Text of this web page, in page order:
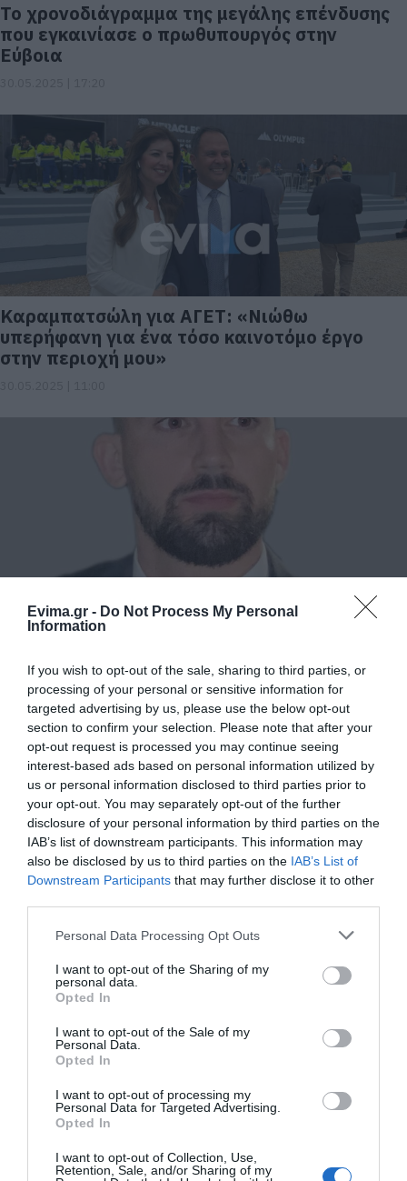
Evima.gr - Do Not Process My Personal
Information
If you wish to opt-out of the sale, sharing to third parties, or
processing of your personal or sensitive information for
targeted advertising by us, please use the below opt-out
section to confirm your selection. Please note that after your
opt-out request is processed you may continue seeing
interest-based ads based on personal information utilized by
us or personal information disclosed to third parties prior to
your opt-out. You may separately opt-out of the further
disclosure of your personal information by third parties on the
IAB’s list of downstream participants. This information may
also be disclosed by us to third parties on the IAB’s List of
Downstream Participants that may further disclose it to other
Please note that this website/app uses one or more Google
not limited to your visit or usage behaviour. You may click to
grant or deny consent to Google and its third-party tags to
use your data for below specified purposes in below Google
consent section.
Personal Data Processing Opt Outs
I want to opt-out of the Sharing of my
personal data.
Opted In
I want to opt-out of the Sale of my
Personal Data.
Opted In
I want to opt-out of processing my
Personal Data for Targeted Advertising.
Opted In
I want to opt-out of Collection, Use,
Retention, Sale, and/or Sharing of my
Το χρονοδιάγραμμα της μεγάλης επένδυσης
που εγκαινίασε ο πρωθυπουργός στην
Εύβοια
Καραμπατσώλη για ΑΓΕΤ: «Νιώθω
υπερήφανη για ένα τόσο καινοτόμο έργο
στην περιοχή μου»
Ο Ευβοιώτης Τομεάρχης Εσωτερικών της
ΑΓΕΤ Αλιβερίου
29.05.2025 | 19:30